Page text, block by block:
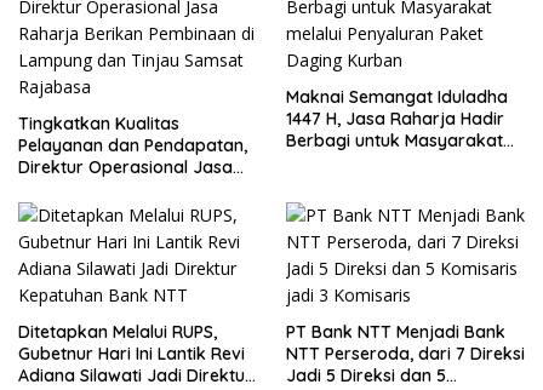
Tingkatkan Kualitas
Pelayanan dan Pendapatan,
Direktur Operasional Jasa
di Lampung dan Tinjau
Samsat Rajabasa
Maknai Semangat Iduladha
1447 H, Jasa Raharja Hadir
Berbagi untuk Masyarakat
Ditetapkan Melalui RUPS,
Gubetnur Hari Ini Lantik Revi
Adiana Silawati Jadi Direktur
PT Bank NTT Menjadi Bank
NTT Perseroda, dari 7 Direksi
Jadi 5 Direksi dan 5